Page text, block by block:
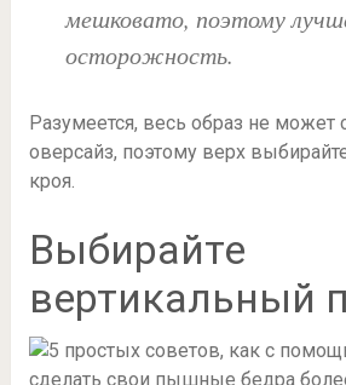
мешковато, поэтому
осторожность.
Разумеется, весь образ не может
оверсайз, поэтому верх
кроя.
Выбирайте
вертикальный